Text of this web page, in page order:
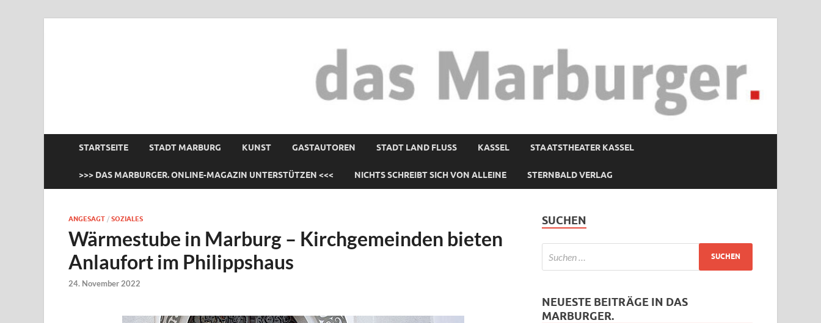
STARTSEITE STADT MARBURG KUNST GASTAUTOREN STADT LAND FLUSS KASSEL STAATSTHEATER KASSEL
>>> DAS MARBURGER. ONLINE-MAGAZIN UNTERSTÜTZEN <<< NICHTS SCHREIBT SICH VON ALLEINE STERNBALD VERLAG
ANGESAGT / SOZIALES
Wärmestube in Marburg – Kirchgemeinden bieten
Anlaufort im Philippshaus
24. November 2022
SUCHEN
NEUESTE BEITRÄGE IN DAS
MARBURGER.